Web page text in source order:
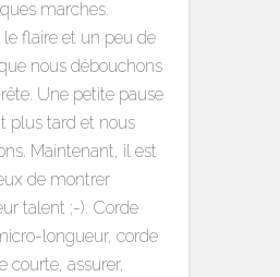
marches.
le flaire et un peu de
nous débouchons
Une petite pause
plus tard et nous
Maintenant, il est
de montrer
talent ;-). Corde
longueur, corde
courte, assurer,